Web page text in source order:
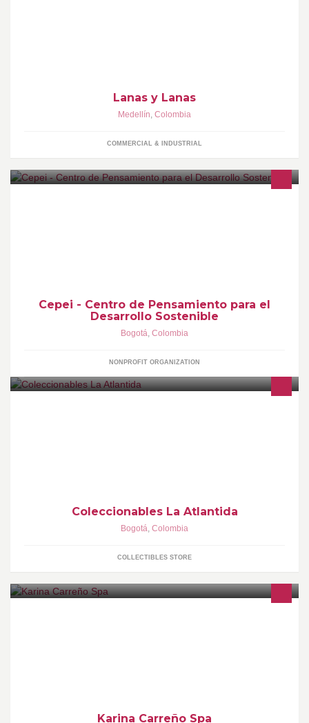
Lanas y Lanas
Medellín, Colombia
COMMERCIAL & INDUSTRIAL
Cepei - Centro de Pensamiento para el
Desarrollo Sostenible
Bogotá, Colombia
NONPROFIT ORGANIZATION
Coleccionables La Atlantida
Bogotá, Colombia
COLLECTIBLES STORE
Karina Carreño Spa